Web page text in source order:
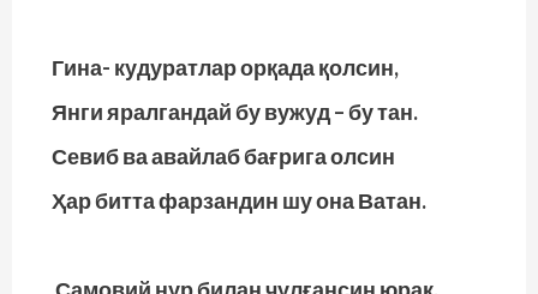
Гина- кудуратлар орқада қолсин,
Янги яралгандай бу вужуд – бу тан.
Севиб ва авайлаб бағрига олсин
Ҳар битта фарзандин шу она Ватан.